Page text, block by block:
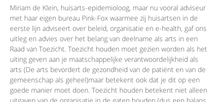
Miriam de Klein, huisarts-epidemioloog, maar nu vooral adviseur
met haar eigen bureau Pink-Fox waarmee zij huisartsen in de
eerste lijn adviseert over beleid, organisatie en e-health, gaf ons
uitleg en advies over het belang van deelname als arts in een
Raad van Toezicht. Toezicht houden moet gezien worden als het
uiting geven aan je maatschappelijke verantwoordelijkheid als
arts (De arts bevordert de gezondheid van de patiënt en van de
gemeenschap als geheel)maar betekent ook dat je dit op een
goede manier moet doen. Toezicht houden betekent niet alleen